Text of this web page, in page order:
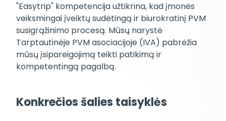
"Easytrip" kompetencija užtikrina, kad įmonės
veiksmingai įveiktų sudėtingą ir biurokratinį PVM
susigrąžinimo procesą. Mūsų narystė
Tarptautinėje PVM asociacijoje (IVA) pabrėžia
mūsų įsipareigojimą teikti patikimą ir
kompetentingą pagalbą.
Konkrečios šalies taisyklės